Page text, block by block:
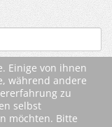
Einige von ihnen
während andere
zu
selbst
möchten. Bitte